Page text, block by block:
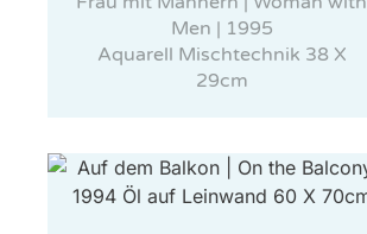
Men | 1995
Aquarell Mischtechnik 38 X
29cm